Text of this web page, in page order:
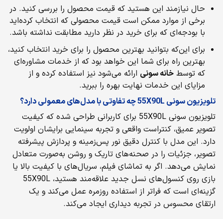
حال نیازمند این هستید که قیمت محصول را بررسی کنید. در
برخی از موارد ممکن است قیمت محصولی که انتخاب کرده‌اید
با بودجه‌ای که برای خرید در نظر دارید مطابقت نداشته باشد.
برای این‌که بتوانید بهترین محصول را برای خرید انتخاب کنید،
بهترین راه برای شما این خواهد بود که از خدمات مشاوره‌ای
که توسط خانه سونی ارائه می‌شود نیز استفاده کرده و از
مزایای این خدمات نهایت بهره را ببرید.
تلویزیون سونی 55X90L چه تفاوتی با مدل‌های معمولی دارد؟
تلویزیون سونی 55X90L برای کاربرانی طراحی شده که کیفیت
تصویر عمیق، کنتراست واقعی و تجربه سینمایی برایشان اولویت
دارد. این مدل با کنترل دقیق نور پس‌زمینه و پردازش پیشرفته
تصویر، جزئیات را در صحنه‌های تاریک و روشن به‌صورت متعادل
نمایش می‌دهد. اگر به تماشای فیلم، سریال‌های با کیفیت بالا یا
بازی روی کنسول‌های نسل جدید علاقه‌مند هستید، 55X90L
گزینه‌ای است که فراتر از استفاده روزمره عمل می‌کند و یک
ارتقای محسوس در تجربه دیداری ایجاد می‌کند.